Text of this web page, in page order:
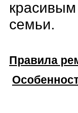
семьи.
Правила